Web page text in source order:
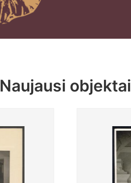
Naujausi objektai